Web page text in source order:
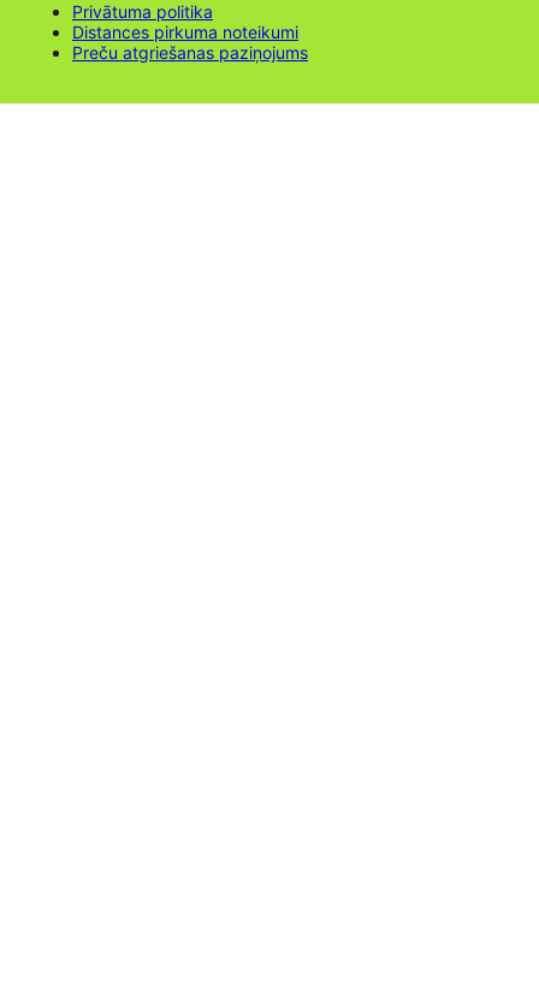
Privātuma politika
Distances pirkuma noteikumi
Preču atgriešanas paziņojums